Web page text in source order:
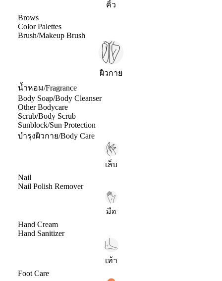
คิ้ว
Brows
Color Palettes
Brush/Makeup Brush
ผิวกาย
น้ำหอม/Fragrance
Body Soap/Body Cleanser
Other Bodycare
Scrub/Body Scrub
Sunblock/Sun Protection
บำรุงผิวกาย/Body Care
เล็บ
Nail
Nail Polish Remover
มือ
Hand Cream
Hand Sanitizer
เท้า
Foot Care